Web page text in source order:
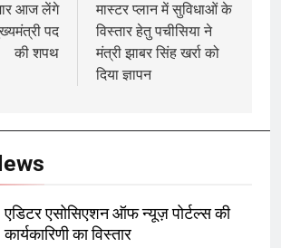
आज लेंगे
पद
की शपथ
मास्टर प्लान में सुविधाओं के
विस्तार हेतु पचीसिया ने
मंत्री झाबर सिंह खर्रा को
दिया ज्ञापन
एडिटर एसोसिएशन ऑफ न्यूज़ पोर्टल्स की
कार्यकारिणी का विस्तार